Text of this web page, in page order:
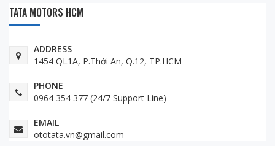
TATA MOTORS HCM
ADDRESS
1454 QL1A, P.Thới An, Q.12, TP.HCM
PHONE
0964 354 377 (24/7 Support Line)
EMAIL
ototata.vn@gmail.com